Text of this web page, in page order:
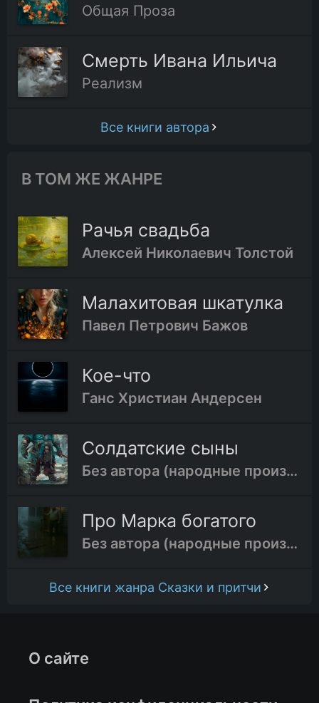
Общая Проза
Смерть Ивана Ильича
Реализм
Все книги автора
В ТОМ ЖЕ ЖАНРЕ
Рачья свадьба
Алексей Николаевич Толстой
Малахитовая шкатулка
Павел Петрович Бажов
Кое-что
Ганс Христиан Андерсен
Солдатские сыны
Без автора (народные произведения)
Про Марка богатого
Без автора (народные произведения)
Все книги жанра Сказки и притчи
О сайте